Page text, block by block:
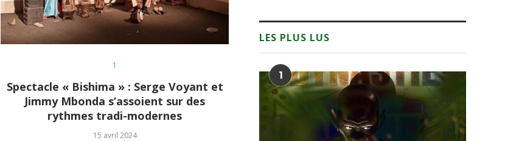
1
Spectacle « Bishima » : Serge Voyant et
Jimmy Mbonda s’assoient sur des
rythmes tradi-modernes
15 avril 2024
LES PLUS LUS
1